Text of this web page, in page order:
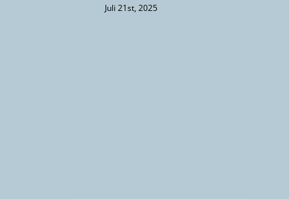
Juli 21st, 2025